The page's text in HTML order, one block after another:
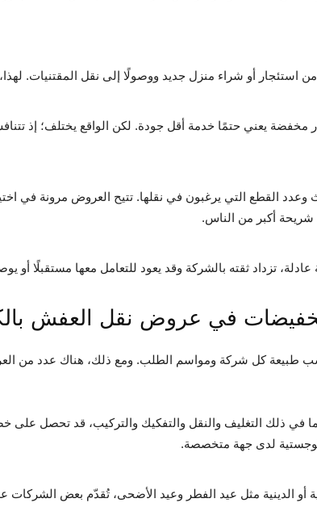
من استئجار أو شراء منزل جديد ووصولًا إلى نقل المقتنيات.
مخفضة يعني حتمًا خدمة أقل جودة. لكن الواقع يختلف؛ إذ
القطع التي يرغبون في نقلها. تتيح العروض مرونة في
شريحة أكبر من الناس.
تزداد ثقته بالشركة وقد يعود للتعامل معها مستقبلًا أو
طبيعة كل شركة ومواسم الطلب. ومع ذلك، هناك عدد من
في ذلك التغليف والنقل والتفكيك والتركيب، قد تحصل
لدى جهة متخصصة.